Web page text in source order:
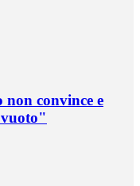
convince e